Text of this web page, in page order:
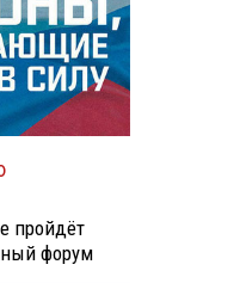
пройдёт
форум